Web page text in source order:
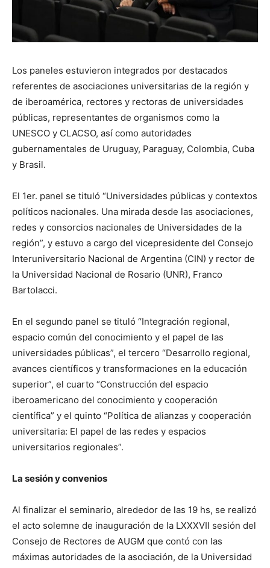
Los paneles estuvieron integrados por destacados
referentes de asociaciones universitarias de la región y
de iberoamérica, rectores y rectoras de universidades
públicas, representantes de organismos como la
UNESCO y CLACSO, así como autoridades
gubernamentales de Uruguay, Paraguay, Colombia, Cuba
y Brasil.
El 1er. panel se tituló “Universidades públicas y contextos
políticos nacionales. Una mirada desde las asociaciones,
redes y consorcios nacionales de Universidades de la
región”, y estuvo a cargo del vicepresidente del Consejo
Interuniversitario Nacional de Argentina (CIN) y rector de
la Universidad Nacional de Rosario (UNR), Franco
Bartolacci.
En el segundo panel se tituló “Integración regional,
espacio común del conocimiento y el papel de las
universidades públicas”, el tercero “Desarrollo regional,
avances científicos y transformaciones en la educación
superior”, el cuarto “Construcción del espacio
iberoamericano del conocimiento y cooperación
científica” y el quinto “Política de alianzas y cooperación
universitaria: El papel de las redes y espacios
universitarios regionales”.
La sesión y convenios
Al finalizar el seminario, alrededor de las 19 hs, se realizó
el acto solemne de inauguración de la LXXXVII sesión del
Consejo de Rectores de AUGM que contó con las
máximas autoridades de la asociación, de la Universidad